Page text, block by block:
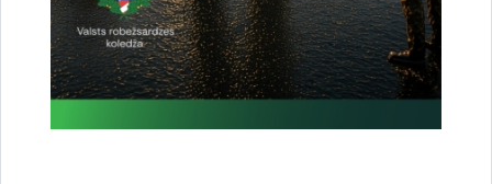
Vai šī informācija bija noderīga?
Sniegt atsauksmi